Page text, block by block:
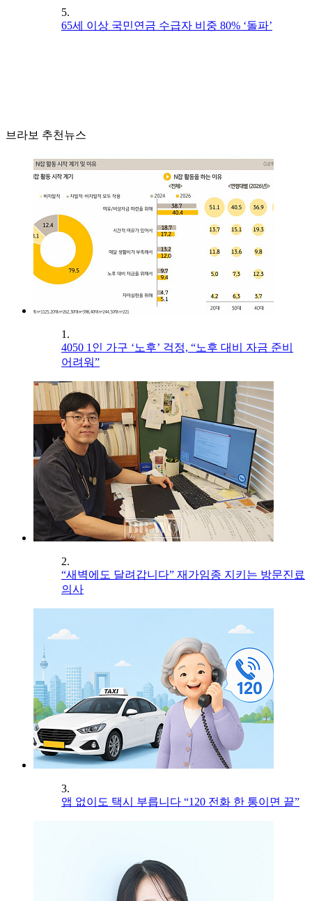
5.
65세 이상 국민연금 수급자 비중 80% ‘돌파’
브라보 추천뉴스
1.
4050 1인 가구 ‘노후’ 걱정, “노후 대비 자금 준비
어려워”
2.
“새벽에도 달려갑니다” 재가임종 지키는 방문진료
의사
3.
앱 없이도 택시 부릅니다 “120 전화 한 통이면 끝”